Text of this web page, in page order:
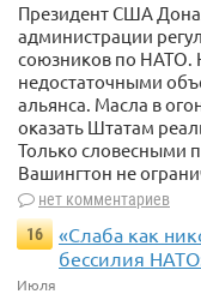
Президент США
администрации
союзников по НАТО.
недостаточными
альянса. Масла в
оказать Штатам
Только словесными
Вашингтон не
нет комментариев
16
«Слаба как
бессилия
Июля